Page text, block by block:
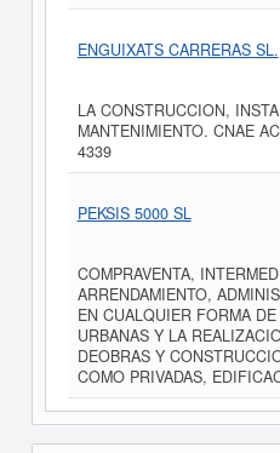
ENGUIXATS CARRERAS SL.
LA CONSTRUCCION,
MANTENIMIENTO. CNAE
4339
PEKSIS 5000 SL
COMPRAVENTA,
ARRENDAMIENTO,
EN CUALQUIER FORMA
URBANAS Y LA
DEOBRAS Y
COMO PRIVADAS,